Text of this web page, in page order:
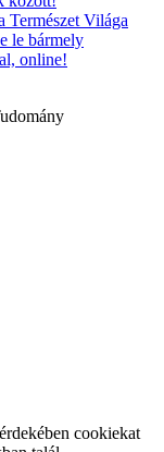
Természet Világa
le bármely
online!
cookiekat